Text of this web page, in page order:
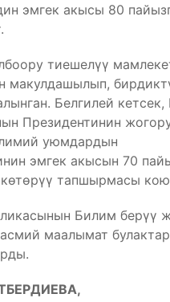
эмгек акысы 80
тиешелүү
макулдашылып,
Белгилей
Президентинин
уюмдардын
эмгек акысын 70
тапшырмасы
Билим берүү
маалымат